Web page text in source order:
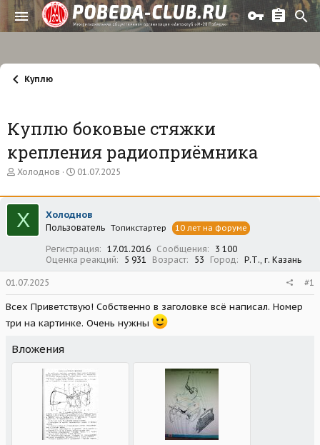
Куплю
Куплю боковые стяжки
крепления радиоприёмника
А
т
о
р
т
Холоднов
Д
т
н
а
а
л
а
01.07.2025
Х Холоднов
Пользователь Топикстартер 10 лет на форуме
Регистрация 17.01.2016 Сообщения
3 100
Оценка реакций
5 931 Возраст 53 Город Р.Т., г. Казань
01.07.2025 #1
Всех Приветствую! Собственно в заголовке всё написал. Номер
три на картинке. Очень нужны
Вложения